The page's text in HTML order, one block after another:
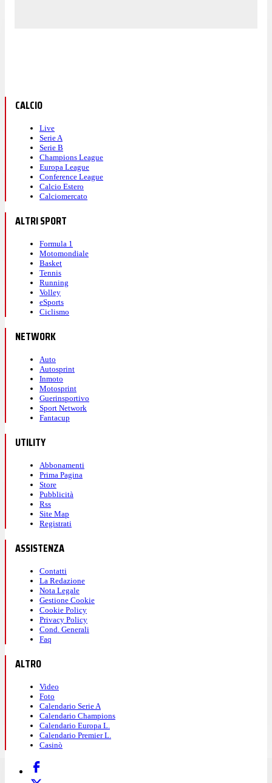
CALCIO
Live
Serie A
Serie B
Champions League
Europa League
Conference League
Calcio Estero
Calciomercato
ALTRI SPORT
Formula 1
Motomondiale
Basket
Tennis
Running
Volley
eSports
Ciclismo
NETWORK
Auto
Autosprint
Inmoto
Motosprint
Guerinsportivo
Sport Network
Fantacup
UTILITY
Abbonamenti
Prima Pagina
Store
Pubblicità
Rss
Site Map
Registrati
ASSISTENZA
Contatti
La Redazione
Nota Legale
Gestione Cookie
Cookie Policy
Privacy Policy
Cond. Generali
Faq
ALTRO
Video
Foto
Calendario Serie A
Calendario Champions
Calendario Europa L.
Calendario Premier L.
Casinò